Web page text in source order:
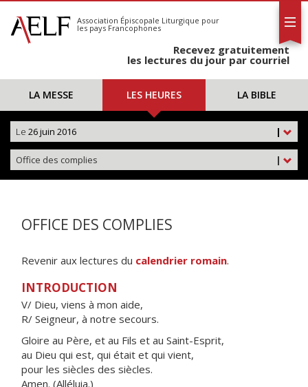
S'abonner
Calendrier
Association Épiscopale Liturgique pour
les pays Francophones
Recevez gratuitement
les lectures du jour par courriel
LA MESSE LES HEURES LA BIBLE
|
Le 26 juin 2016
|
Office des complies
OFFICE DES COMPLIES
Revenir aux lectures du calendrier romain.
INTRODUCTION
V/ Dieu, viens à mon aide,
R/ Seigneur, à notre secours.
Gloire au Père, et au Fils et au Saint-Esprit,
au Dieu qui est, qui était et qui vient,
pour les siècles des siècles.
Amen. (Alléluia.)